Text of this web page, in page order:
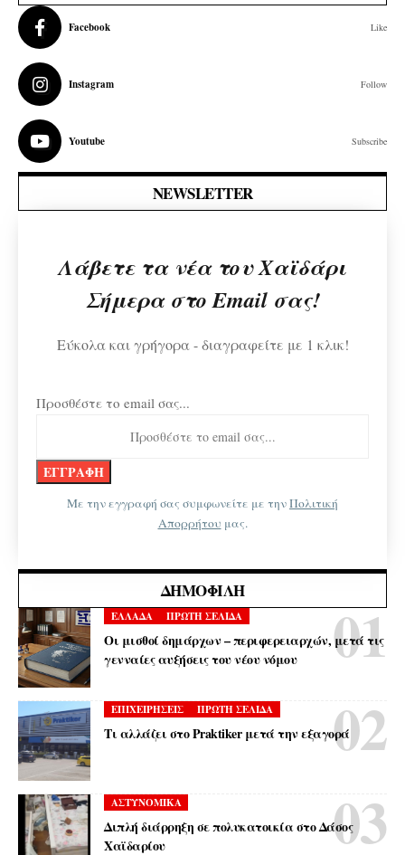
Facebook Like
Instagram Follow
Youtube Subscribe
NEWSLETTER
Λάβετε τα νέα του Χαϊδάρι
Σήμερα στο Email σας!
Εύκολα και γρήγορα - διαγραφείτε με 1 κλικ!
Προσθέστε το email σας...
Με την εγγραφή σας συμφωνείτε με τηνΠολιτική
Απορρήτου μας.
ΔΗΜΟΦΙΛΉ
ΕΛΛΑΔΑ ΠΡΩΤΗ ΣΕΛΙΔΑ
Οι μισθοί δημάρχων – περιφερειαρχών, μετά τις
γενναίες αυξήσεις του νέου νόμου
ΕΠΙΧΕΙΡΗΣΕΙΣ ΠΡΩΤΗ ΣΕΛΙΔΑ
Τι αλλάζει στο Praktiker μετά την εξαγορά
ΑΣΤΥΝΟΜΙΚΑ
Διπλή διάρρηξη σε πολυκατοικία στο Δάσος
Χαϊδαρίου